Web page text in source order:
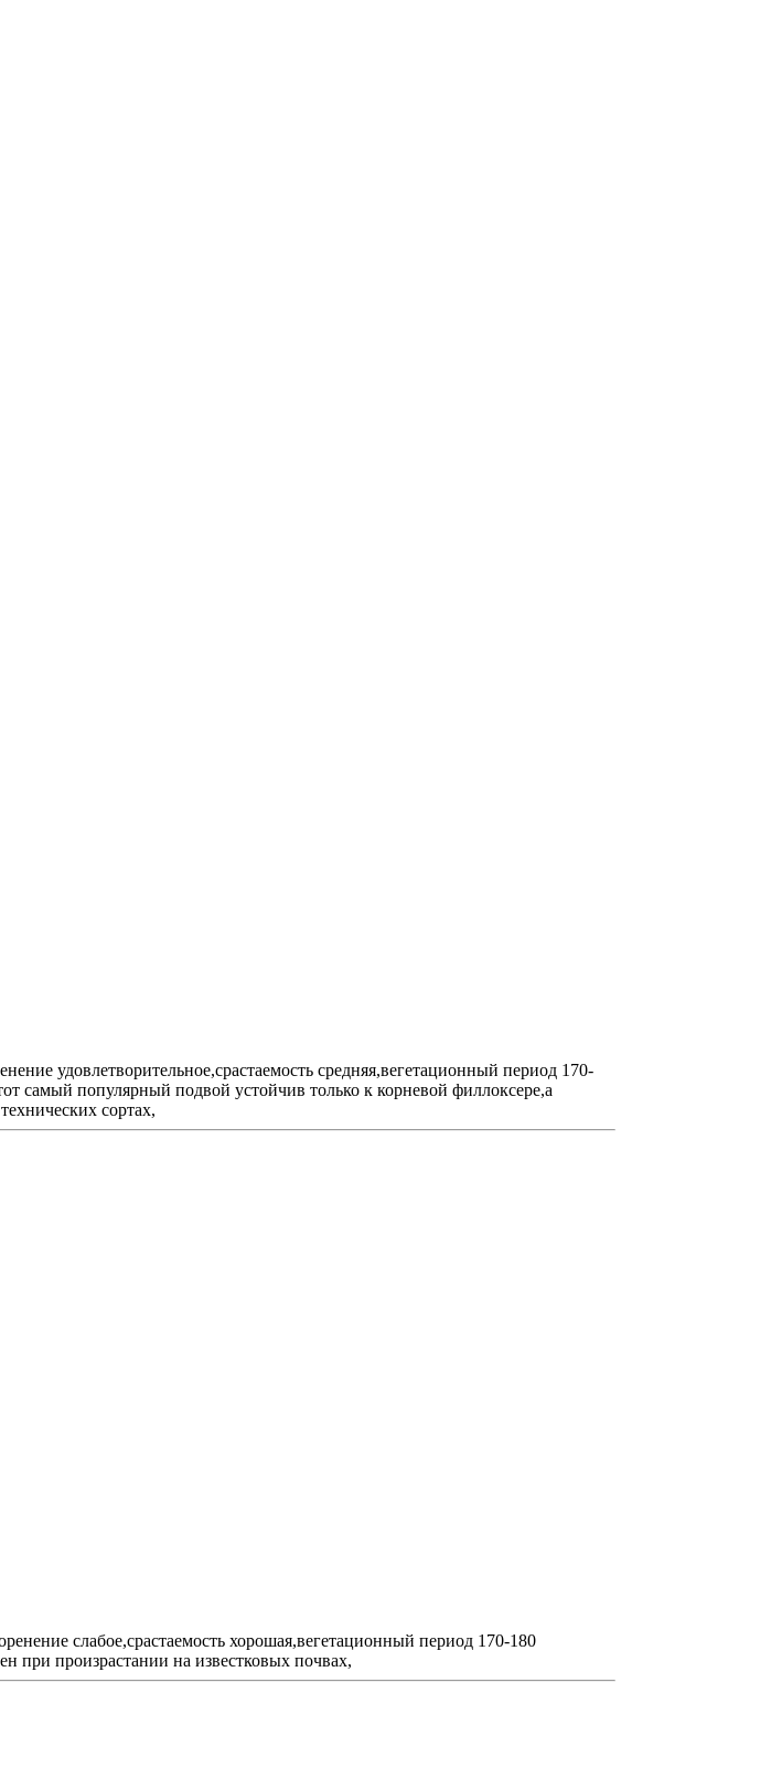
удовлетворительное,срастаемость средняя,вегетационный период 170-
самый популярный подвой устойчив только к корневой филлоксере,а
сортах,
слабое,срастаемость хорошая,вегетационный период 170-180
при произрастании на известковых почвах,